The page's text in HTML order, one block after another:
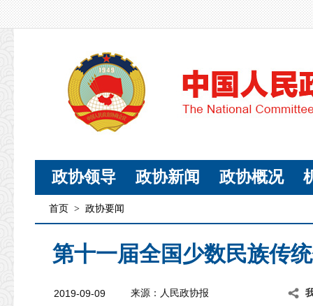
政协领导 政协新闻 政协概况
首页 > 政协要闻
第十一届全国少数民族传
2019-09-09 来源：人民政协报